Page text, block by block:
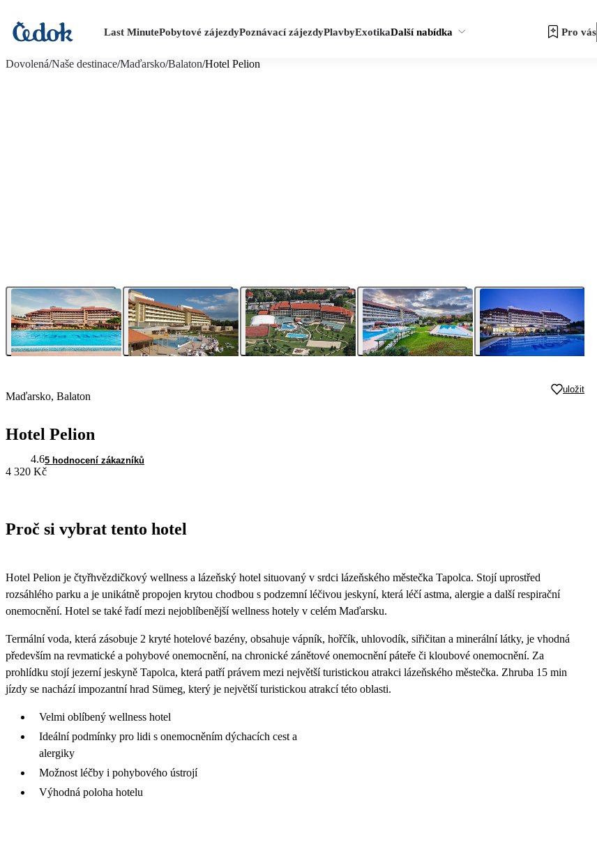
Last MinutePobytové zájezdyPoznávací zájezdyPlavbyExotikaDalší nabídka Pro vás
Dovolená/Naše destinace/Maďarsko/Balaton/Hotel Pelion
Maďarsko, Balaton
uložit
Hotel Pelion
4.65 hodnocení zákazníků
4 320 Kč
Proč si vybrat tento hotel
Hotel Pelion je čtyřhvězdičkový wellness a lázeňský hotel situovaný v srdci lázeňského městečka Tapolca. Stojí uprostřed
rozsáhlého parku a je unikátně propojen krytou chodbou s podzemní léčivou jeskyní, která léčí astma, alergie a další respirační
onemocnění. Hotel se také řadí mezi nejoblíbenější wellness hotely v celém Maďarsku.
Termální voda, která zásobuje 2 kryté hotelové bazény, obsahuje vápník, hořčík, uhlovodík, siřičitan a minerální látky, je vhodná
především na revmatické a pohybové onemocnění, na chronické zánětové onemocnění páteře či kloubové onemocnění. Za
prohlídku stojí jezerní jeskyně Tapolca, která patří právem mezi největší turistickou atrakci lázeňského městečka. Zhruba 15 min
jízdy se nachází impozantní hrad Sümeg, který je největší turistickou atrakcí této oblasti.
Velmi oblíbený wellness hotel
Ideální podmínky pro lidi s onemocněním dýchacích cest a
alergiky
Možnost léčby i pohybového ústrojí
Výhodná poloha hotelu